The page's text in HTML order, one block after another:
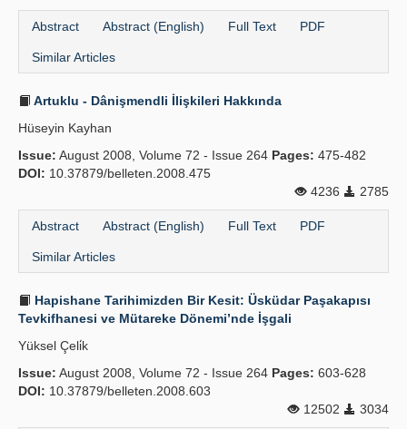
Abstract Abstract (English) Full Text PDF
Similar Articles
Artuklu - Dânişmendli İlişkileri Hakkında
Hüseyin Kayhan
Issue: August 2008, Volume 72 - Issue 264 Pages: 475-482
DOI: 10.37879/belleten.2008.475
4236
2785
Abstract Abstract (English) Full Text PDF
Similar Articles
Hapishane Tarihimizden Bir Kesit: Üsküdar Paşakapısı
Tevkifhanesi ve Mütareke Dönemi’nde İşgali
Yüksel Çeli̇k
Issue: August 2008, Volume 72 - Issue 264 Pages: 603-628
DOI: 10.37879/belleten.2008.603
12502
3034